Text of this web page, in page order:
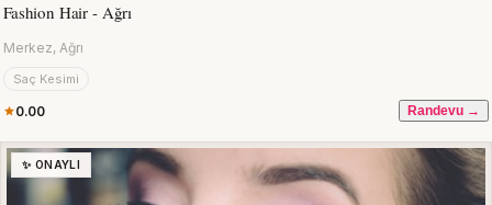
Fashion Hair - Ağrı
Merkez, Ağrı
Saç Kesimi
0.00 Randevu →
✨ ONAYLI